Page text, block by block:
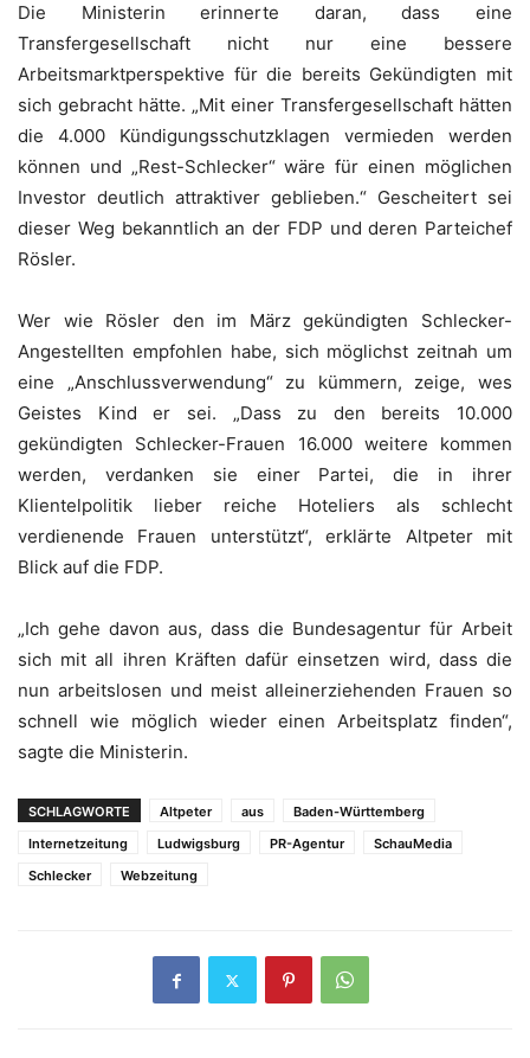
Die Ministerin erinnerte daran, dass eine
Transfergesellschaft nicht nur eine bessere
Arbeitsmarktperspektive für die bereits Gekündigten mit
sich gebracht hätte. „Mit einer Transfergesellschaft hätten
die 4.000 Kündigungsschutzklagen vermieden werden
können und „Rest-Schlecker“ wäre für einen möglichen
Investor deutlich attraktiver geblieben.“ Gescheitert sei
dieser Weg bekanntlich an der FDP und deren Parteichef
Rösler.
Wer wie Rösler den im März gekündigten Schlecker-
Angestellten empfohlen habe, sich möglichst zeitnah um
eine „Anschlussverwendung“ zu kümmern, zeige, wes
Geistes Kind er sei. „Dass zu den bereits 10.000
gekündigten Schlecker-Frauen 16.000 weitere kommen
werden, verdanken sie einer Partei, die in ihrer
Klientelpolitik lieber reiche Hoteliers als schlecht
verdienende Frauen unterstützt“, erklärte Altpeter mit
Blick auf die FDP.
„Ich gehe davon aus, dass die Bundesagentur für Arbeit
sich mit all ihren Kräften dafür einsetzen wird, dass die
nun arbeitslosen und meist alleinerziehenden Frauen so
schnell wie möglich wieder einen Arbeitsplatz finden“,
sagte die Ministerin.
SCHLAGWORTE Altpeter aus
Baden-Württemberg
Internetzeitung
Ludwigsburg PR-Agentur
SchauMedia
Schlecker
Webzeitung